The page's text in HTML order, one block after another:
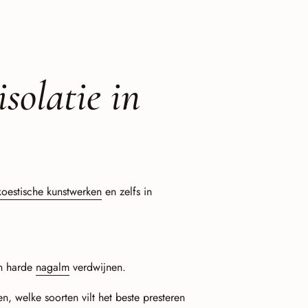
in
kunstwerken en zelfs in
harde nagalm verdwijnen.
welke soorten vilt het beste presteren